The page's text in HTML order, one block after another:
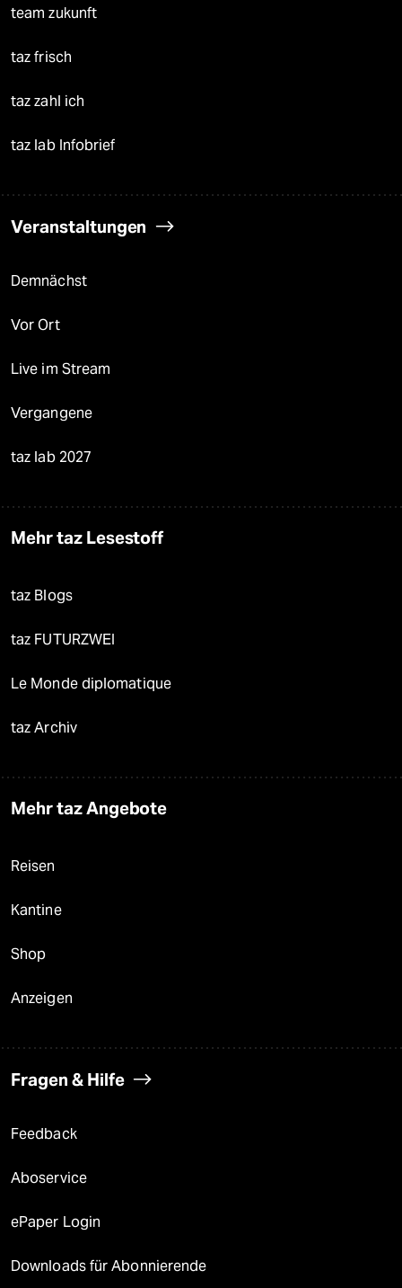
team zukunft
taz frisch
taz zahl ich
taz lab Infobrief
Veranstaltungen
Demnächst
Vor Ort
Live im Stream
Vergangene
taz lab 2027
Mehr taz Lesestoff
taz Blogs
taz FUTURZWEI
Le Monde diplomatique
taz Archiv
Mehr taz Angebote
Reisen
Kantine
Shop
Anzeigen
Fragen & Hilfe
Feedback
Aboservice
ePaper Login
Downloads für Abonnierende